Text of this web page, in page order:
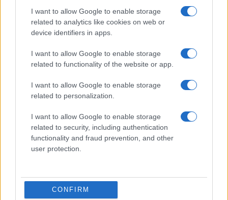
I want to allow Google to enable storage
related to analytics like cookies on web or
device identifiers in apps.
I want to allow Google to enable storage
related to functionality of the website or app.
I want to allow Google to enable storage
related to personalization.
I want to allow Google to enable storage
related to security, including authentication
functionality and fraud prevention, and other
user protection.
CONFIRM
πρόγραμμα την Παρασκεύη 6/8
Οι ελληνικές συμμετοχές στο Τόκιο και το
πρόγραμμα την Παρασκευή 6/8